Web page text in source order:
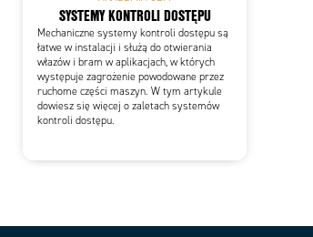
SYSTEMY KONTROLI DOSTĘPU
Mechaniczne systemy kontroli dostępu są
łatwe w instalacji i służą do otwierania
włazów i bram w aplikacjach, w których
występuje zagrożenie powodowane przez
ruchome części maszyn. W tym artykule
dowiesz się więcej o zaletach systemów
kontroli dostępu.